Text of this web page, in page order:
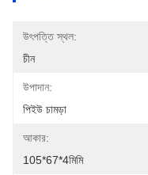
উৎপত্তি স্থল:
চীন
উপাদান:
পিইউ চামড়া
আকার:
105*67*4মিমি